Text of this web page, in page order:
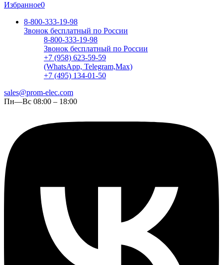
Избранное0
8-800-333-19-98
Звонок бесплатный по России
8-800-333-19-98
Звонок бесплатный по России
+7 (958) 623-59-59
(WhatsApp, Telegram,Max)
+7 (495) 134-01-50
sales@prom-elec.com
Пн—Вс 08:00 – 18:00